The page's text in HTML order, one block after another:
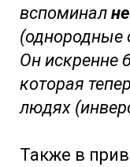
вспоминал
(однородные
Он искренне
которая
людях
Также в